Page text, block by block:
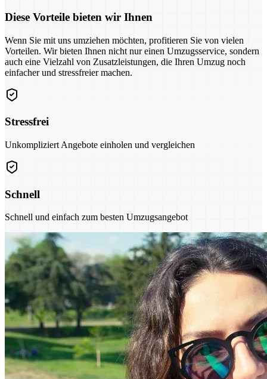
Diese Vorteile bieten wir Ihnen
Wenn Sie mit uns umziehen möchten, profitieren Sie von vielen
Vorteilen. Wir bieten Ihnen nicht nur einen Umzugsservice, sondern
auch eine Vielzahl von Zusatzleistungen, die Ihren Umzug noch
einfacher und stressfreier machen.
Stressfrei
Unkompliziert Angebote einholen und vergleichen
Schnell
Schnell und einfach zum besten Umzugsangebot